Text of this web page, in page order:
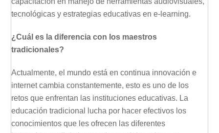
tecnológicas y estrategias educativas en e-learning.
¿Cuál es la diferencia con los maestros
tradicionales?
Actualmente, el mundo está en continua innovación e
internet cambia constantemente, esto es uno de los
retos que enfrentan las instituciones educativas. La
educación tradicional lucha por hacer efectivos los
conocimientos que les ofrecen las diferentes